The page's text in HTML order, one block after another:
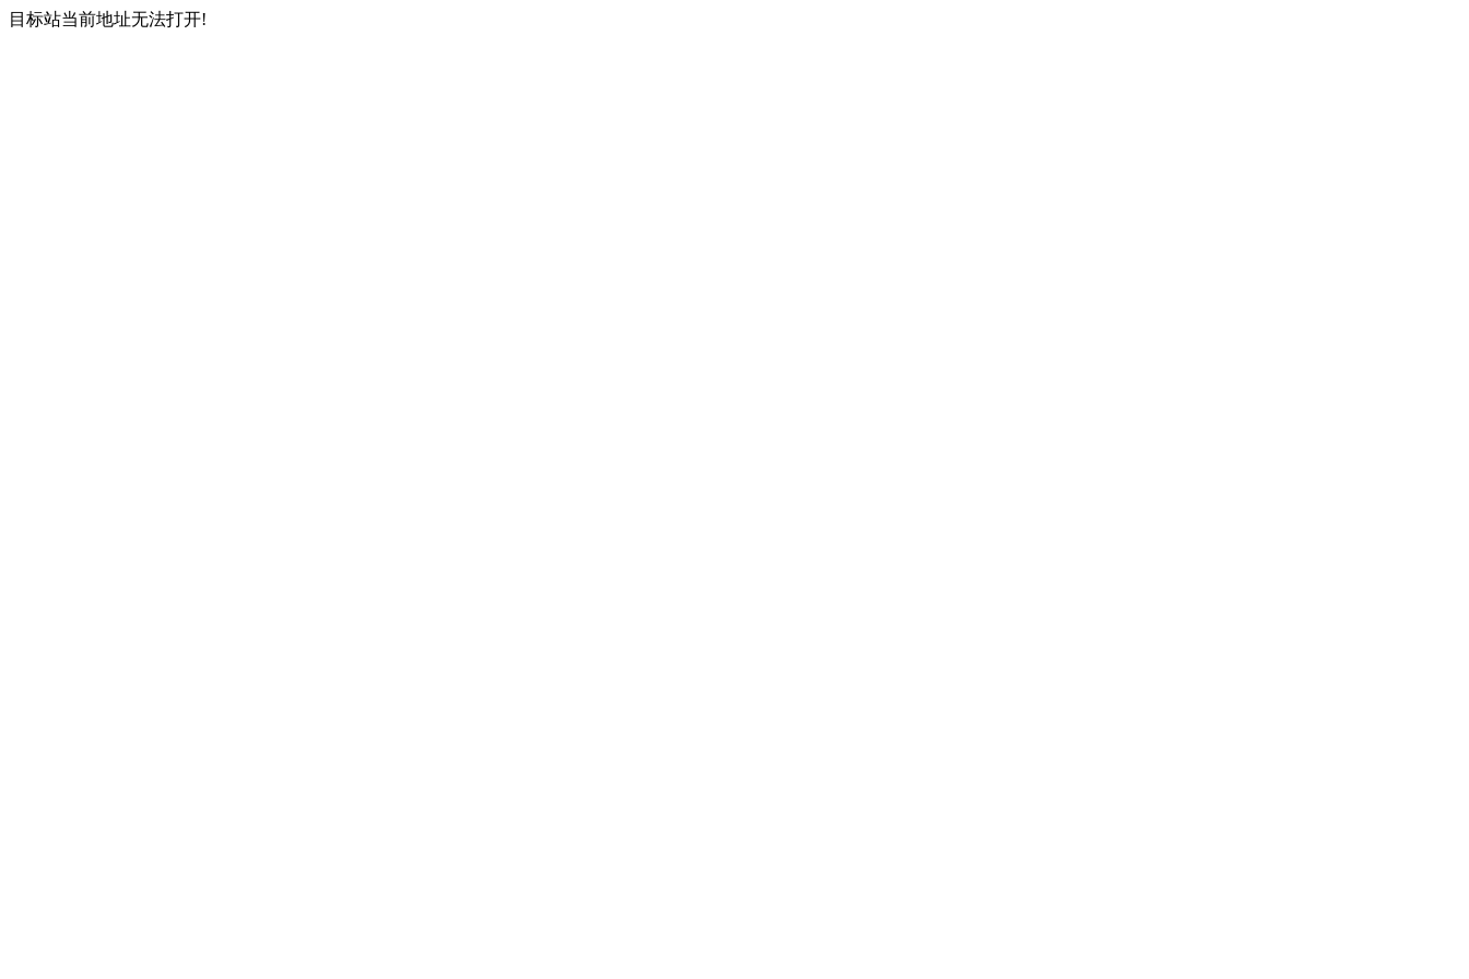
目标站当前地址无法打开!